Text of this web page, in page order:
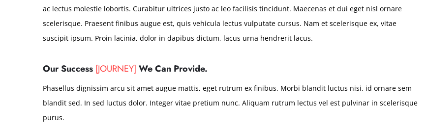
ac lectus molestie lobortis. Curabitur ultrices justo ac leo facilisis tincidunt. Maecenas et dui eget nisl ornare
scelerisque. Praesent finibus augue est, quis vehicula lectus vulputate cursus. Nam et scelerisque ex, vitae
suscipit ipsum. Proin lacinia, dolor in dapibus dictum, lacus urna hendrerit lacus.
Our Success [JOURNEY] We Can Provide.
Phasellus dignissim arcu sit amet augue mattis, eget rutrum ex finibus. Morbi blandit luctus nisi, id ornare sem
blandit sed. In sed luctus dolor. Integer vitae pretium nunc. Aliquam rutrum lectus vel est pulvinar in scelerisque
purus.